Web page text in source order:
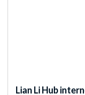
Lian LiHub